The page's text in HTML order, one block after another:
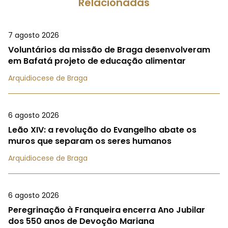
7 agosto 2026
Voluntários da missão de Braga desenvolveram
em Bafatá projeto de educação alimentar
Arquidiocese de Braga
6 agosto 2026
Leão XIV: a revolução do Evangelho abate os
muros que separam os seres humanos
Arquidiocese de Braga
6 agosto 2026
Peregrinação à Franqueira encerra Ano Jubilar
dos 550 anos de Devoção Mariana